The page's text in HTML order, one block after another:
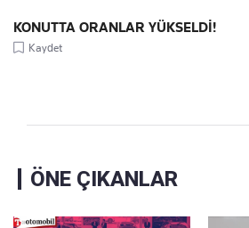
KONUTTA ORANLAR YÜKSELDİ!
Kaydet
ÖNE ÇIKANLAR